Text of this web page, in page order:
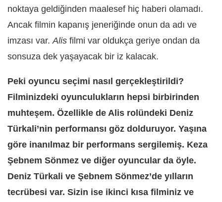
noktaya geldiğinden maalesef hiç haberi olamadı.
Ancak filmin kapanış jeneriğinde onun da adı ve
imzası var. Alis filmi var oldukça geriye ondan da
sonsuza dek yaşayacak bir iz kalacak.
Peki oyuncu seçimi nasıl gerçekleştirildi?
Filminizdeki oyunculukların hepsi birbirinden
muhteşem. Özellikle de Alis rolündeki Deniz
Türkali’nin performansı göz dolduruyor. Yaşına
göre inanılmaz bir performans sergilemiş. Keza
Şebnem Sönmez ve diğer oyuncular da öyle.
Deniz Türkali ve Şebnem Sönmez’de yılların
tecrübesi var. Sizin ise ikinci kısa filminiz ve